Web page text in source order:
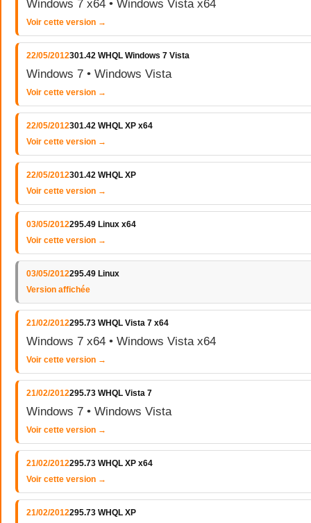
Windows 7 x64 • Windows Vista x64
Voir cette version →
22/05/2012301.42 WHQL Windows 7 Vista
Windows 7 • Windows Vista
Voir cette version →
22/05/2012301.42 WHQL XP x64
Voir cette version →
22/05/2012301.42 WHQL XP
Voir cette version →
03/05/2012295.49 Linux x64
Voir cette version →
03/05/2012295.49 Linux
Version affichée
21/02/2012295.73 WHQL Vista 7 x64
Windows 7 x64 • Windows Vista x64
Voir cette version →
21/02/2012295.73 WHQL Vista 7
Windows 7 • Windows Vista
Voir cette version →
21/02/2012295.73 WHQL XP x64
Voir cette version →
21/02/2012295.73 WHQL XP